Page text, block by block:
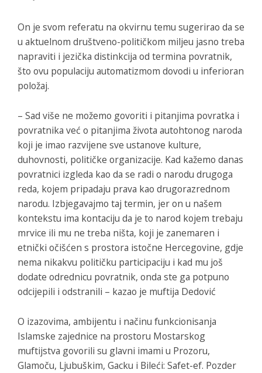
On je svom referatu na okvirnu temu sugerirao da se
u aktuelnom društveno-političkom miljeu jasno treba
napraviti i jezička distinkcija od termina povratnik,
što ovu populaciju automatizmom dovodi u inferioran
položaj.
– Sad više ne možemo govoriti i pitanjima povratka i
povratnika već o pitanjima života autohtonog naroda
koji je imao razvijene sve ustanove kulture,
duhovnosti, političke organizacije. Kad kažemo danas
povratnici izgleda kao da se radi o narodu drugoga
reda, kojem pripadaju prava kao drugorazrednom
narodu. Izbjegavajmo taj termin, jer on u našem
kontekstu ima kontaciju da je to narod kojem trebaju
mrvice ili mu ne treba ništa, koji je zanemaren i
etnički očišćen s prostora istočne Hercegovine, gdje
nema nikakvu političku participaciju i kad mu još
dodate odrednicu povratnik, onda ste ga potpuno
odcijepili i odstranili – kazao je muftija Dedović
O izazovima, ambijentu i načinu funkcionisanja
Islamske zajednice na prostoru Mostarskog
muftijstva govorili su glavni imami u Prozoru,
Glamoču, Ljubuškim, Gacku i Bileći: Safet-ef. Pozder